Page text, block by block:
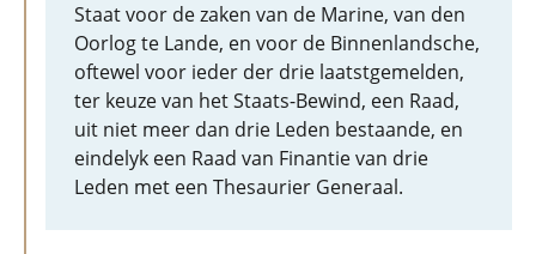
Staat voor de zaken van de Marine, van den
Oorlog te Lande, en voor de Binnenlandsche,
oftewel voor ieder der drie laatstgemelden,
ter keuze van het Staats-Bewind, een Raad,
uit niet meer dan drie Leden bestaande, en
eindelyk een Raad van Finantie van drie
Leden met een Thesaurier Generaal.